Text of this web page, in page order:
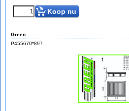
Koop nu
Green
P455670*897